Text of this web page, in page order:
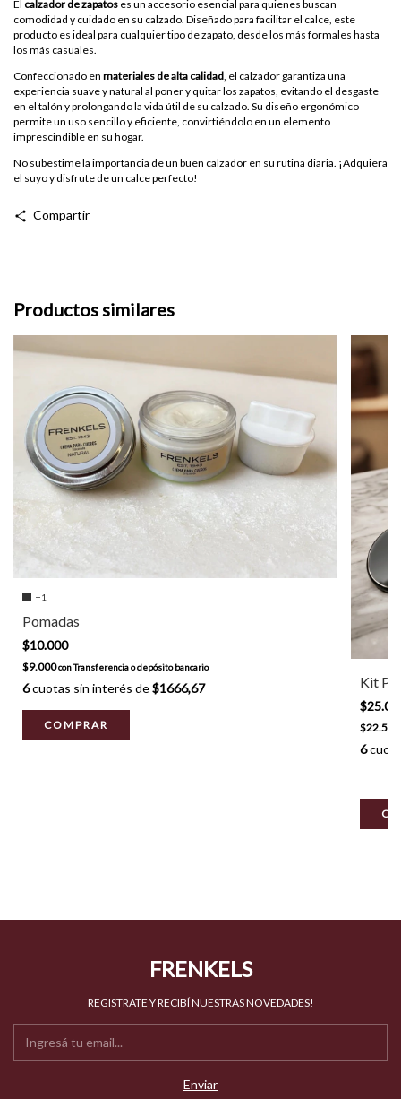
El calzador de zapatos es un accesorio esencial para quienes buscan
comodidad y cuidado en su calzado. Diseñado para facilitar el calce, este
producto es ideal para cualquier tipo de zapato, desde los más formales hasta
los más casuales.
Confeccionado en materiales de alta calidad, el calzador garantiza una
experiencia suave y natural al poner y quitar los zapatos, evitando el desgaste
en el talón y prolongando la vida útil de su calzado. Su diseño ergonómico
permite un uso sencillo y eficiente, convirtiéndolo en un elemento
imprescindible en su hogar.
No subestime la importancia de un buen calzador en su rutina diaria. ¡Adquiera
el suyo y disfrute de un calce perfecto!
Compartir
Productos similares
+1
Pomadas
$10.000
$9.000conTransferencia o depósito bancario
6cuotas sin interés de$1666,67
COMPRAR
Kit
$22.500
6
FRENKELS
REGISTRATE Y RECIBÍ NUESTRAS NOVEDADES!